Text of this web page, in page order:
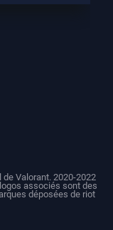
Valorant. 2020-2022
associés sont des
déposées de riot